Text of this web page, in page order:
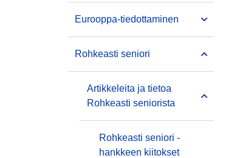
Eurooppa-tiedottaminen
Rohkeasti seniori
Artikkeleita ja tietoa
Rohkeasti seniorista
Rohkeasti seniori -
hankkeen kiitokset